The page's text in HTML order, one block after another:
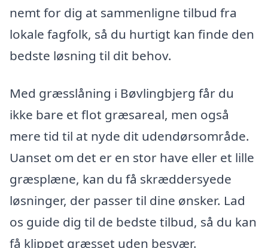
nemt for dig at sammenligne tilbud fra
lokale fagfolk, så du hurtigt kan finde den
bedste løsning til dit behov.
Med græsslåning i Bøvlingbjerg får du
ikke bare et flot græsareal, men også
mere tid til at nyde dit udendørsområde.
Uanset om det er en stor have eller et lille
græsplæne, kan du få skræddersyede
løsninger, der passer til dine ønsker. Lad
os guide dig til de bedste tilbud, så du kan
få klippet græsset uden besvær.